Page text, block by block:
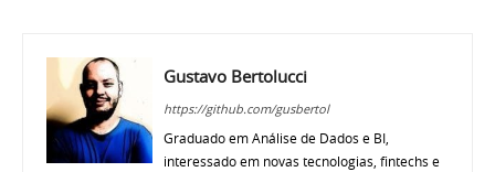
Gustavo Bertolucci
https://github.com/gusbertol
Graduado em Análise de Dados e BI,
interessado em novas tecnologias, fintechs e